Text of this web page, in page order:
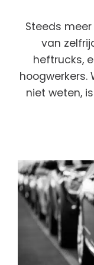
Steeds
van
heftrucks,
hoogwerkers.
niet weten,